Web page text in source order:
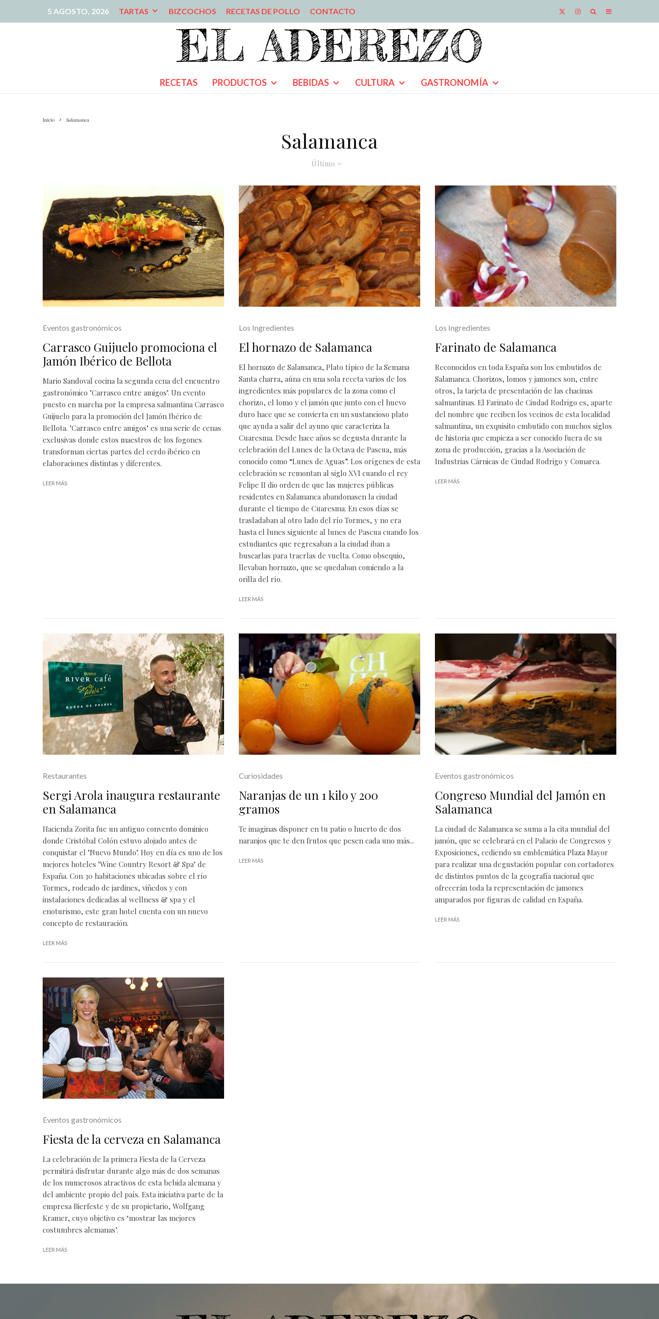
5 AGOSTO, 2026 TARTAS BIZCOCHOS RECETAS DE POLLO CONTACTO
RECETAS PRODUCTOS BEBIDAS CULTURA GASTRONOMÍA
Inicio Salamanca
Salamanca
Último
Eventos gastronómicos
Carrasco Guijuelo promociona el
Jamón Ibérico de Bellota
Mario Sandoval cocina la segunda cena del encuentro
gastronómico "Carrasco entre amigos". Un evento
puesto en marcha por la empresa salmantina Carrasco
Guijuelo para la promoción del Jamón Ibérico de
Bellota. "Carrasco entre amigos" es una serie de cenas
exclusivas donde estos maestros de los fogones
transforman ciertas partes del cerdo ibérico en
elaboraciones distintas y diferentes.
LEER MÁS
Los Ingredientes
El hornazo de Salamanca
El hornazo de Salamanca, Plato típico de la Semana
Santa charra, aúna en una sola receta varios de los
ingredientes más populares de la zona como el
chorizo, el lomo y el jamón que junto con el huevo
duro hace que se convierta en un sustancioso plato
que ayuda a salir del ayuno que caracteriza la
Cuaresma. Desde hace años se degusta durante la
celebración del Lunes de la Octava de Pascua, más
conocido como “Lunes de Aguas”. Los orígenes de esta
celebración se remontan al siglo XVI cuando el rey
Felipe II dio orden de que las mujeres públicas
residentes en Salamanca abandonasen la ciudad
durante el tiempo de Cuaresma. En esos días se
trasladaban al otro lado del río Tormes, y no era
hasta el lunes siguiente al lunes de Pascua cuando los
estudiantes que regresaban a la ciudad iban a
buscarlas para traerlas de vuelta. Como obsequio,
llevaban hornazo, que se quedaban comiendo a la
orilla del río.
LEER MÁS
Los Ingredientes
Farinato de Salamanca
Reconocidos en toda España son los embutidos de
Salamanca. Chorizos, lomos y jamones son, entre
otros, la tarjeta de presentación de las chacinas
salmantinas. El Farinato de Ciudad Rodrigo es, aparte
del nombre que reciben los vecinos de esta localidad
salmantina, un exquisito embutido con muchos siglos
de historia que empieza a ser conocido fuera de su
zona de producción, gracias a la Asociación de
Industrias Cárnicas de Ciudad Rodrigo y Comarca.
LEER MÁS
Restaurantes
Sergi Arola inaugura restaurante
en Salamanca
Hacienda Zorita fue un antiguo convento dominico
donde Cristóbal Colón estuvo alojado antes de
conquistar el "Nuevo Mundo". Hoy en día es uno de los
mejores hoteles "Wine Country Resort & Spa" de
España. Con 30 habitaciones ubicadas sobre el río
Tormes, rodeado de jardines, viñedos y con
instalaciones dedicadas al wellness & spa y el
enoturismo, este gran hotel cuenta con un nuevo
concepto de restauración.
LEER MÁS
Curiosidades
Naranjas de un 1 kilo y 200
gramos
Te imaginas disponer en tu patio o huerto de dos
naranjos que te den frutos que pesen cada uno más...
LEER MÁS
Eventos gastronómicos
Congreso Mundial del Jamón en
Salamanca
La ciudad de Salamanca se suma a la cita mundial del
jamón, que se celebrará en el Palacio de Congresos y
Exposiciones, cediendo su emblemática Plaza Mayor
para realizar una degustación popular con cortadores
de distintos puntos de la geografía nacional que
ofrecerán toda la representación de jamones
amparados por figuras de calidad en España.
LEER MÁS
Eventos gastronómicos
Fiesta de la cerveza en Salamanca
La celebración de la primera Fiesta de la Cerveza
permitirá disfrutar durante algo más de dos semanas
de los numerosos atractivos de esta bebida alemana y
del ambiente propio del país. Esta iniciativa parte de la
empresa Bierfeste y de su propietario, Wolfgang
Kramer, cuyo objetivo es ‘mostrar las mejores
costumbres alemanas’.
LEER MÁS